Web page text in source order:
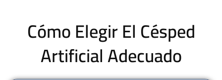
Cómo Elegir El Césped
Artificial Adecuado